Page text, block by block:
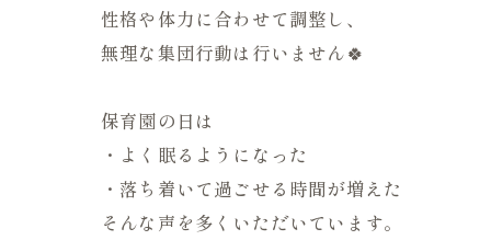
性格や体力に合わせて調整し、
無理な集団行動は行いません🍀
保育園の日は
・よく眠るようになった
・落ち着いて過ごせる時間が増えた
そんな声を多くいただいています。